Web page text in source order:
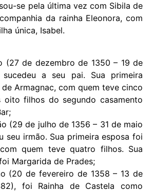
se pela última vez com Sibila de
da rainha Eleonora, com
única, Isabel.
(27 de dezembro de 1350 – 19 de
a seu pai. Sua primeira
Armagnac, com quem teve cinco
oito filhos do segundo casamento
(29 de julho de 1356 – 31 de maio
seu irmão. Sua primeira esposa foi
quem teve quatro filhos. Sua
Margarida de Prades;
(20 de fevereiro de 1358 – 13 de
foi Rainha de Castela como